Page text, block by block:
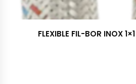
FLEXIBLE FIL-BOR INOX